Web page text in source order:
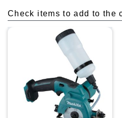
Check items to add to the